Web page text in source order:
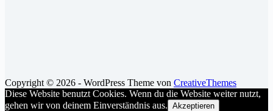
Copyright © 2026 - WordPress Theme von CreativeThemes
Diese Website benutzt Cookies. Wenn du die Website weiter nutzt,
gehen wir von deinem Einverständnis aus. Akzeptieren